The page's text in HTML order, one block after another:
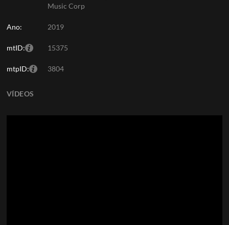
Music Corp
Ano: 2019
mtID: 15375
mtpID: 3804
VÍDEOS